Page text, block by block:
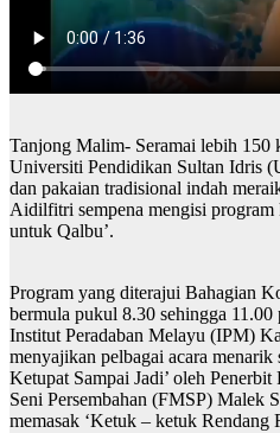
Tanjong Malim- Seramai lebih 150
Universiti Pendidikan Sultan Idris
dan pakaian tradisional indah
Aidilfitri sempena mengisi program
untuk Qalbu’.
Program yang diterajui Bahagian
bermula pukul 8.30 sehingga 11.00
Institut Peradaban Melayu (IPM)
menyajikan pelbagai acara menarik
Ketupat Sampai Jadi’ oleh
Seni Persembahan (FMSP) Malek
memasak ‘Ketuk – ketuk Rendang